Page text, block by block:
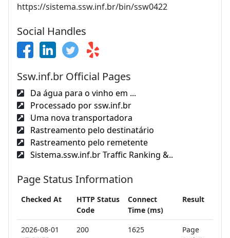
https://sistema.ssw.inf.br/bin/ssw0422
Social Handles
Ssw.inf.br Official Pages
Da água para o vinho em ...
Processado por ssw.inf.br
Uma nova transportadora
Rastreamento pelo destinatário
Rastreamento pelo remetente
Sistema.ssw.inf.br Traffic Ranking &..
Page Status Information
Checked At
HTTP Status
Code
Connect
Time (ms)
Result
2026-08-01
200 1625
Page